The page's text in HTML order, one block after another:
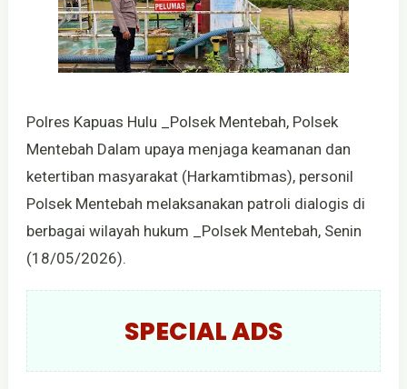
Polres Kapuas Hulu _Polsek Mentebah, Polsek
Mentebah Dalam upaya menjaga keamanan dan
ketertiban masyarakat (Harkamtibmas), personil
Polsek Mentebah melaksanakan patroli dialogis di
berbagai wilayah hukum _Polsek Mentebah, Senin
(18/05/2026).
SPECIAL ADS